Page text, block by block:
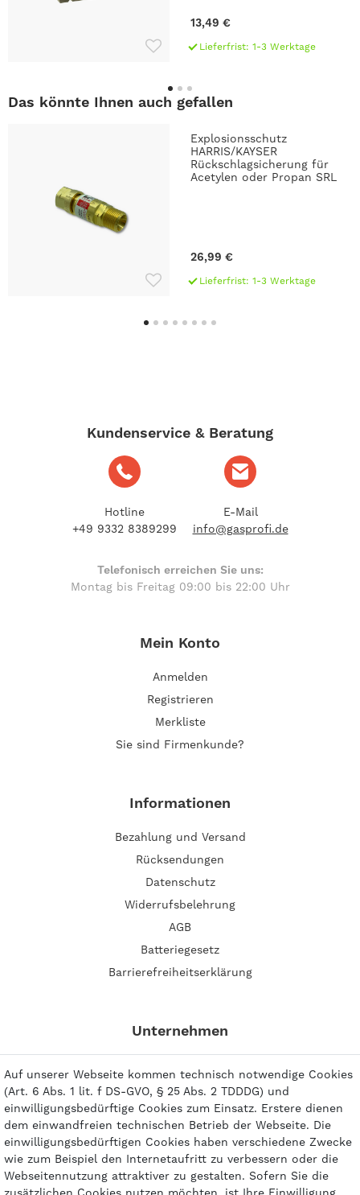
13,49 €
Lieferfrist: 1-3 Werktage
Das könnte Ihnen auch gefallen
Explosionsschutz
HARRIS/KAYSER
Rückschlagsicherung für
Acetylen oder Propan SRL
26,99 €
Lieferfrist: 1-3 Werktage
Kundenservice & Beratung
Hotline
+49 9332 8389299
E-Mail
info@gasprofi.de
Telefonisch erreichen Sie uns:
Montag bis Freitag 09:00 bis 22:00 Uhr
Mein Konto
Anmelden
Registrieren
Merkliste
Sie sind Firmenkunde?
Informationen
Bezahlung und Versand
Rücksendungen
Datenschutz
Widerrufsbelehrung
AGB
Batteriegesetz
Barrierefreiheitserklärung
Unternehmen
Impressum
Kontakt
Auf unserer Webseite kommen technisch notwendige Cookies
(Art. 6 Abs. 1 lit. f DS-GVO, § 25 Abs. 2 TDDDG) und
einwilligungsbedürftige Cookies zum Einsatz. Erstere dienen
dem einwandfreien technischen Betrieb der Webseite. Die
einwilligungsbedürftigen Cookies haben verschiedene Zwecke
wie zum Beispiel den Internetaufritt zu verbessern oder die
Webseitennutzung attraktiver zu gestalten. Sofern Sie die